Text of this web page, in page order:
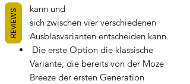
kann und
sich zwischen vier verschiedenen
Ausblasvarianten entscheiden kann.
Die erste Option die klassische
Variante, die bereits von der Moze
Breeze der ersten Generation
REVIEWS